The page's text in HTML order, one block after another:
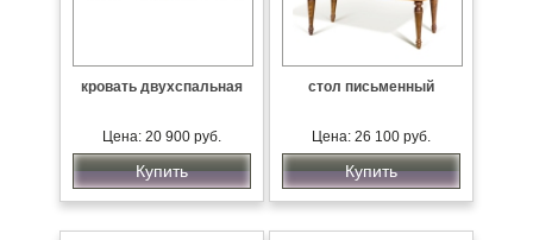
кровать двухспальная
Цена: 20 900 руб.
Купить
стол письменный
Цена: 26 100 руб.
Купить